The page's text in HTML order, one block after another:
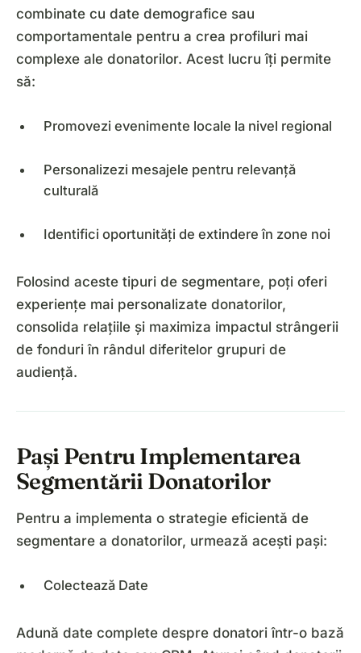
combinate cu date demografice sau
comportamentale pentru a crea profiluri mai
complexe ale donatorilor. Acest lucru îți permite
să:
Promovezi evenimente locale la nivel regional
Personalizezi mesajele pentru relevanță
culturală
Identifici oportunități de extindere în zone noi
Folosind aceste tipuri de segmentare, poți oferi
experiențe mai personalizate donatorilor,
consolida relațiile și maximiza impactul strângerii
de fonduri în rândul diferitelor grupuri de
audiență.
Pași Pentru Implementarea
Segmentării Donatorilor
Pentru a implementa o strategie eficientă de
segmentare a donatorilor, urmează acești pași:
Colectează Date
Adună date complete despre donatori într-o bază